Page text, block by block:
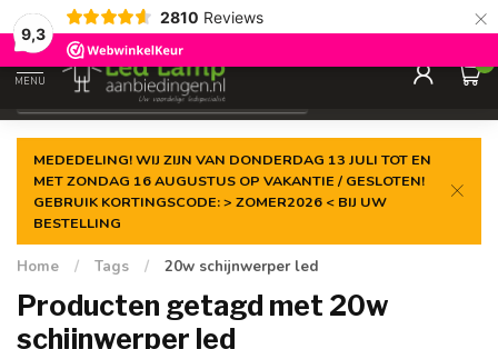
9,3
2810 Reviews ×
Gegarandeerde delaagste prijs
MENU
0
MEDEDELING! WIJ ZIJN VAN DONDERDAG 13 JULI TOT EN
MET ZONDAG 16 AUGUSTUS OP VAKANTIE / GESLOTEN!
GEBRUIK KORTINGSCODE: > ZOMER2026 < BIJ UW
BESTELLING
Home / Tags / 20w schijnwerper led
Producten getagd met 20w
schijnwerper led